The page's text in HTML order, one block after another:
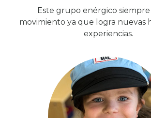
Este grupo enérgico siempre
movimiento ya que logra nuevas
experiencias.